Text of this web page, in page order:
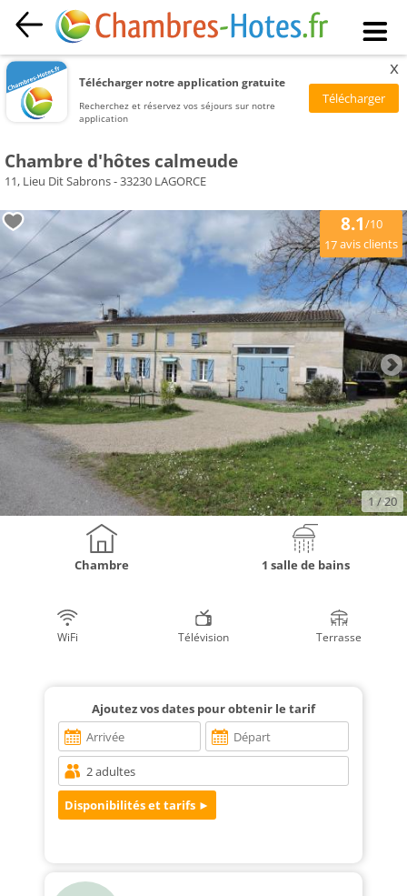
Télécharger notre application gratuite
Recherchez et réservez vos séjours sur notre
application
x
Chambre d'hôtes calmeude
11, Lieu Dit Sabrons - 33230 LAGORCE
8.1/10
17avis clients
1/ 20
Chambre 1 salle de bains
WiFi Télévision Terrasse
Ajoutez vos dates pour obtenir le tarif